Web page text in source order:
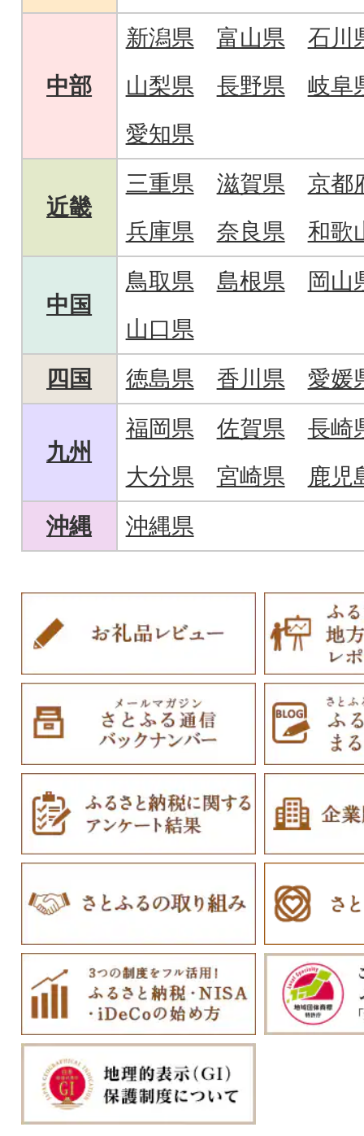
中部
新潟県 富山県
石川
山梨県
長野県
岐阜
愛知県
近畿
三重県 滋賀県
京都
兵庫県
奈良県 和歌
中国
鳥取県 島根県
岡山
山口県
四国
徳島県 香川県 愛媛
九州
福岡県 佐賀県
長崎
大分県
宮崎県
鹿児
沖縄
沖縄県